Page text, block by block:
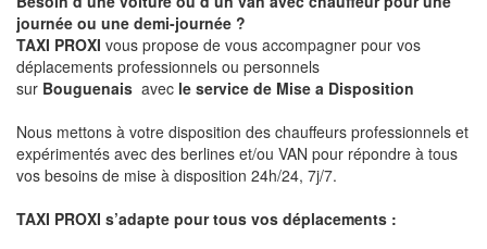
journée ou une demi-journée ?
TAXI PROXI vous propose de vous accompagner pour vos
déplacements professionnels ou personnels
sur Bouguenais avec le service de Mise a Disposition
Nous mettons à votre disposition des chauffeurs professionnels et
expérimentés avec des berlines et/ou VAN pour répondre à tous
vos besoins de mise à disposition 24h/24, 7j/7.
TAXI PROXI s’adapte pour tous vos déplacements :